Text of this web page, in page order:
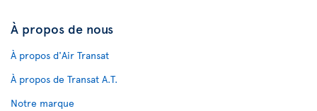
À propos de nous
À propos d'Air Transat
À propos de Transat A.T.
Notre marque